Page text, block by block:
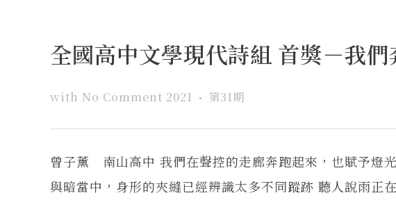
全國高中文學現代詩組 首獎－我
with No Comment 2021 第31期
曾子薰 南山高中 我們在聲控的走廊奔跑起來，也賦予燈
與暗當中，身形的夾縫已經辨識太多不同蹤跡 聽人說雨正